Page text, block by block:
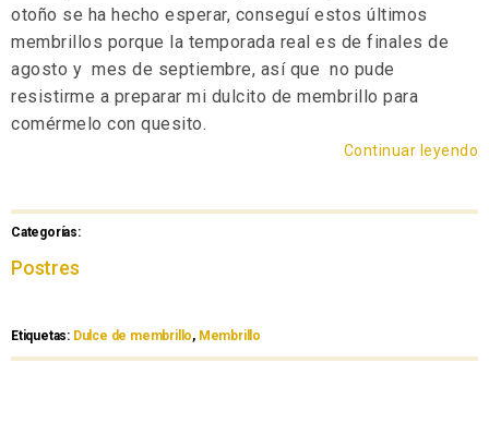
otoño se ha hecho esperar, conseguí estos últimos
membrillos porque la temporada real es de finales de
agosto y mes de septiembre, así que no pude
resistirme a preparar mi dulcito de membrillo para
comérmelo con quesito.
Continuar leyendo
Categorías:
Postres
Etiquetas: Dulce de membrillo, Membrillo